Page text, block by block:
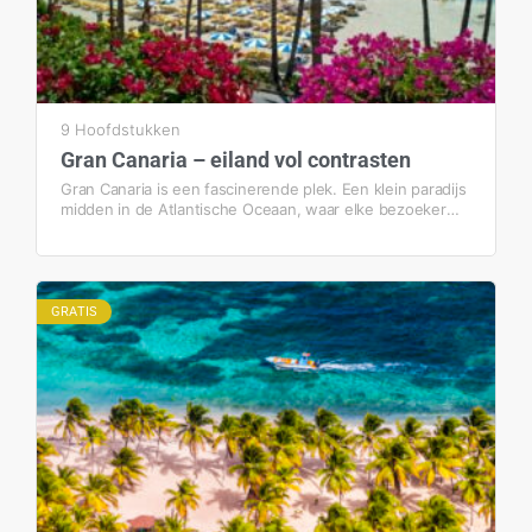
Ambassador Club…
9 Hoofdstukken
Gran Canaria – eiland vol contrasten
Gran Canaria is een fascinerende plek. Een klein paradijs
midden in de Atlantische Oceaan, waar elke bezoeker
GRATIS